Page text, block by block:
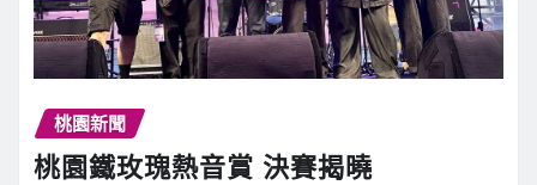
桃園新聞
桃園鐵玫瑰熱音賞 決賽揭曉